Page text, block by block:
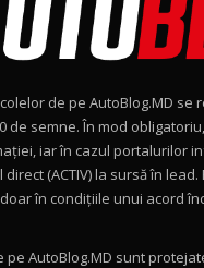
Noul Geely EX2 / Test
15:22
Mercedes-AMG E 53
Drive AutoBlog.MD
16:27
Noul Volvo ES90 / Test
de pe AutoBlog.MD se
de semne. În mod
iar în cazul portalurilor
direct (ACTIV) la sursă în
în condițiile unui acord
AutoBlog.MD sunt